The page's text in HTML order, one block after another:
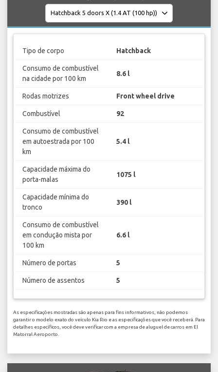
Tipo de corpo Hatchback
Consumo de combustível
na cidade por 100 km
8.6 l
Rodas motrizes Front wheel drive
Combustível 92
Consumo de combustível
em autoestrada por 100
km
5.4 l
Capacidade máxima do
porta-malas
1075 l
Capacidade mínima do
tronco
390 l
Consumo de combustível
em condução mista por
100 km
6.6 l
Número de portas 5
Número de assentos 5
As especificações mostradas são apenas para fins informativos, não podemos
garantir o modelo exato do veículo Kia Rio e as especificações que você receberá. Para
detalhes específicos, você deve verificar com a empresa de aluguel de carros em El
Matorral Aeroporto.